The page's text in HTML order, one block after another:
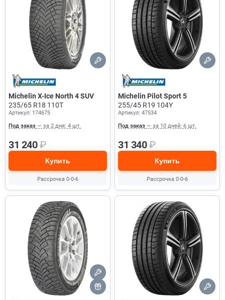
Michelin X-Ice North 4 SUV
235/65 R18 110T
Артикул: 174675
Под заказ — за 2 дня: 4 шт.
31 240₽
Купить
Рассрочка 0-0-6
Michelin Pilot Sport 5
255/45 R19 104Y
Артикул: 47534
Под заказ — за 10 дней: 6 шт.
31 340₽
Купить
Рассрочка 0-0-6